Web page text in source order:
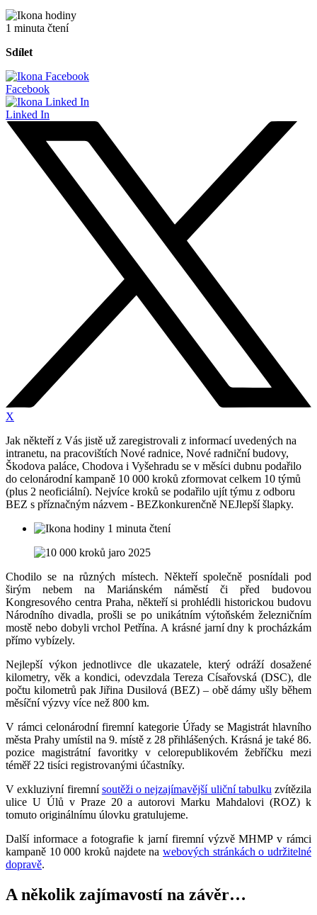
1 minuta čtení
Sdílet
Facebook
Linked In
X
Jak někteří z Vás jistě už zaregistrovali z informací uvedených na
intranetu, na pracovištích Nové radnice, Nové radniční budovy,
Škodova paláce, Chodova i Vyšehradu se v měsíci dubnu podařilo
do celonárodní kampaně 10 000 kroků zformovat celkem 10 týmů
(plus 2 neoficiální). Nejvíce kroků se podařilo ujít týmu z odboru
BEZ s příznačným názvem - BEZkonkurenčně NEJlepší šlapky.
1 minuta čtení
Chodilo se na různých místech. Někteří společně posnídali pod
širým nebem na Mariánském náměstí či před budovou
Kongresového centra Praha, někteří si prohlédli historickou budovu
Národního divadla, prošli se po unikátním výtoňském železničním
mostě nebo dobyli vrchol Petřína. A krásné jarní dny k procházkám
přímo vybízely.
Nejlepší výkon jednotlivce dle ukazatele, který odráží dosažené
kilometry, věk a kondici, odevzdala Tereza Císařovská (DSC), dle
počtu kilometrů pak Jiřina Dusilová (BEZ) – obě dámy ušly během
měsíční výzvy více než 800 km.
V rámci celonárodní firemní kategorie Úřady se Magistrát hlavního
města Prahy umístil na 9. místě z 28 přihlášených. Krásná je také 86.
pozice magistrátní favoritky v celorepublikovém žebříčku mezi
téměř 22 tisíci registrovanými účastníky.
V exkluzivní firemnísoutěži o nejzajímavější uliční tabulkuzvítězila
ulice U Úlů v Praze 20 a autorovi Marku Mahdalovi (ROZ) k
tomuto originálnímu úlovku gratulujeme.
Další informace a fotografie k jarní firemní výzvě MHMP v rámci
kampaně 10 000 kroků najdete na webových stránkách o udržitelné
dopravě.
A několik zajímavostí na závěr…